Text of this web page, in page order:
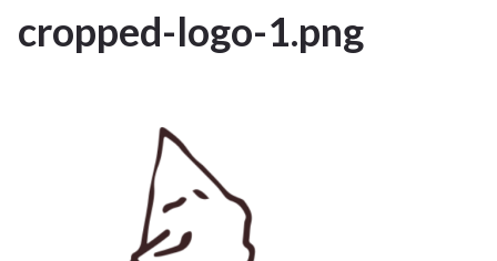
11
cropped-logo-1.png